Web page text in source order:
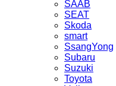
SAAB
SEAT
Skoda
smart
SsangYong
Subaru
Suzuki
Toyota